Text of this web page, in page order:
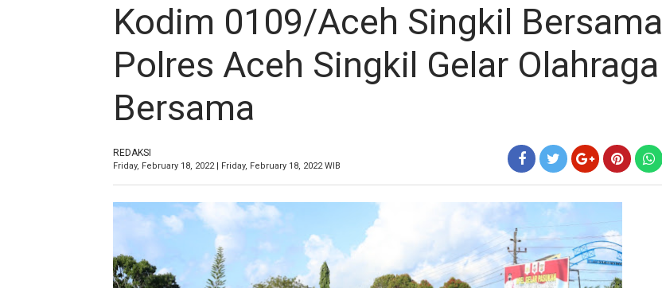
Kodim 0109/Aceh Singkil Bersama
Polres Aceh Singkil Gelar Olahraga
Bersama
REDAKSI
Friday, February 18, 2022 | Friday, February 18, 2022 WIB